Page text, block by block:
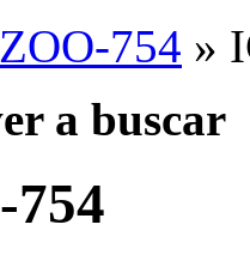
754 »
a buscar